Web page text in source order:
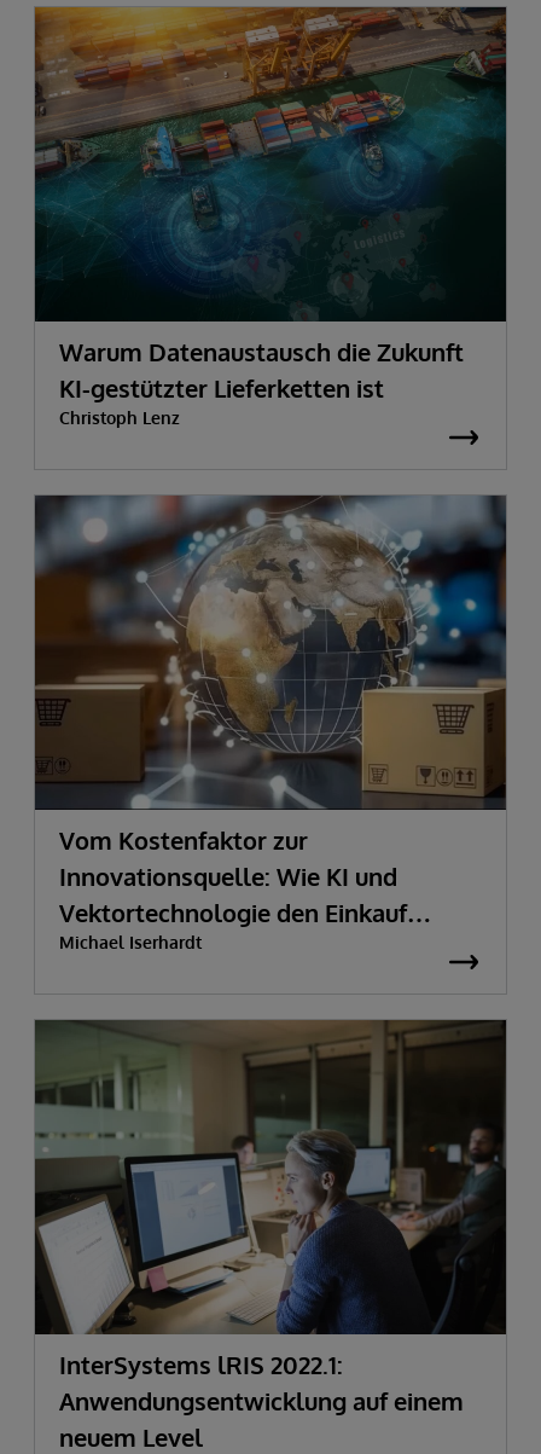
Warum Datenaustausch die Zukunft
KI-gestützter Lieferketten ist
Christoph Lenz
Vom Kostenfaktor zur
Innovationsquelle: Wie KI und
Vektortechnologie den Einkauf
transformieren
Michael Iserhardt
InterSystems lRIS 2022.1:
Anwendungsentwicklung auf einem
neuem Level